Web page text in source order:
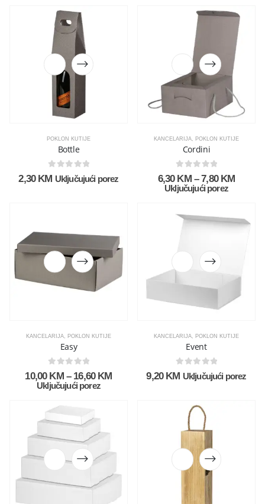
POKLON KUTIJE
Bottle
0out of 5
2,30 KM Uključujući porez
KANCELARIJA POKLON KUTIJE
Cordini
0 out of 5
6,30 KM – 7,80 KM
Uključujući porez
KANCELARIJA, POKLON KUTIJE
Easy
0 out of 5
10,00 KM – 16,60 KM
Uključujući porez
KANCELARIJA, POKLON KUTIJE
Event
0out of 5
9,20 KM Uključujući porez